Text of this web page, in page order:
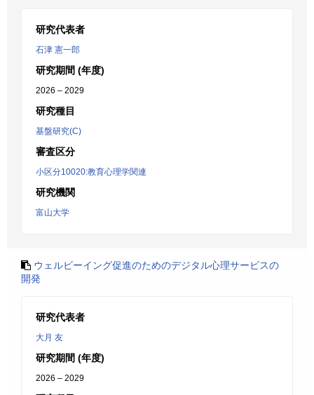
研究代表者
石津 憲一郎
研究期間 (年度)
2026 – 2029
研究種目
基盤研究(C)
審査区分
小区分10020:教育心理学関連
研究機関
富山大学
ウェルビーイング促進のためのデジタル心理サービスの
開発
研究代表者
大月 友
研究期間 (年度)
2026 – 2029